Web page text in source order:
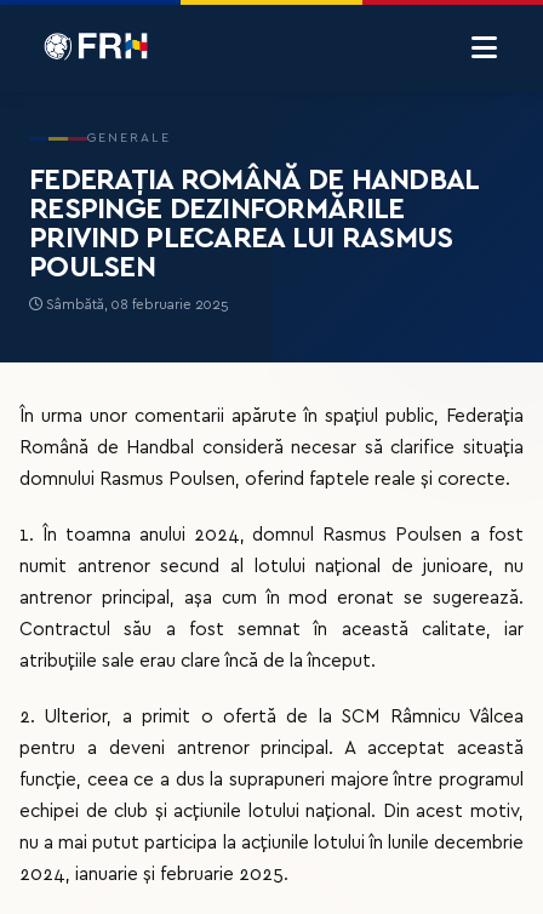
GENERALE
FEDERAȚIA ROMÂNĂ DE HANDBAL
RESPINGE DEZINFORMĂRILE
PRIVIND PLECAREA LUI RASMUS
POULSEN
Sâmbătă, 08 februarie 2025
În urma unor comentarii apărute în spațiul public, Federația
Română de Handbal consideră necesar să clarifice situația
domnului Rasmus Poulsen, oferind faptele reale și corecte.
1. În toamna anului 2024, domnul Rasmus Poulsen a fost
numit antrenor secund al lotului național de junioare, nu
antrenor principal, așa cum în mod eronat se sugerează.
Contractul său a fost semnat în această calitate, iar
atribuțiile sale erau clare încă de la început.
2. Ulterior, a primit o ofertă de la SCM Râmnicu Vâlcea
pentru a deveni antrenor principal. A acceptat această
funcție, ceea ce a dus la suprapuneri majore între programul
echipei de club și acțiunile lotului național. Din acest motiv,
nu a mai putut participa la acțiunile lotului în lunile decembrie
2024, ianuarie și februarie 2025.